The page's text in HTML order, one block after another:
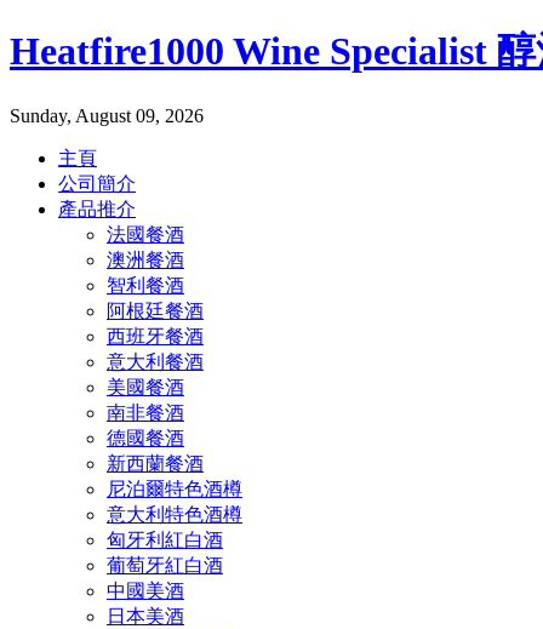
Heatfire1000 Wine Specialist
Sunday, August 09, 2026
主頁
公司簡介
產品推介
法國餐酒
澳洲餐酒
智利餐酒
阿根廷餐酒
西班牙餐酒
意大利餐酒
美國餐酒
南非餐酒
德國餐酒
新西蘭餐酒
尼泊爾特色酒樽
意大利特色酒樽
匈牙利紅白酒
葡萄牙紅白酒
中國美酒
日本美酒